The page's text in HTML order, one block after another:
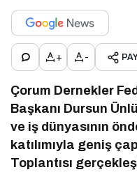
+ -
Çorum Dernekler
Başkanı Dursun
ve iş dünyasının
katılımıyla geniş
Toplantısı